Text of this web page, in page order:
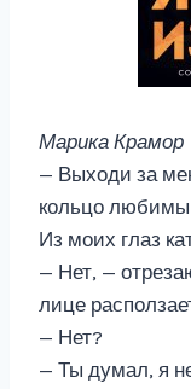
Марика Крамор
— Выходи за
кольцо
Из моих глаз
— Нет, —
лице
— Нет?
— Ты думал, я